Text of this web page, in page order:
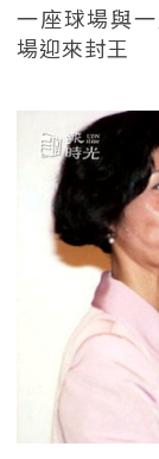
一座球場與
場迎來封王